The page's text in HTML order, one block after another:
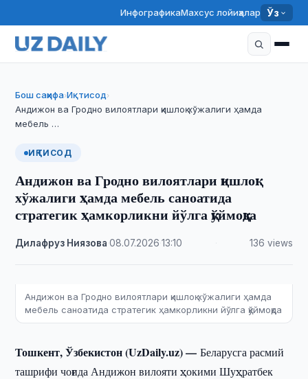
ИнфографикаМахсус лойиҳалар Ўз
Бош саҳифа›Иқтисод›
Андижон ва Гродно вилоятлари қишлоқ хўжалиги ҳамда
мебель …
ИҚТИСОД
Андижон ва Гродно вилоятлари қишлоқ
хўжалиги ҳамда мебель саноатида
стратегик ҳамкорликни йўлга қўймоқда
Дилафруз Ниязова ·08.07.2026 ·13:10 136 views
Андижон ва Гродно вилоятлари қишлоқ хўжалиги ҳамда
мебель саноатида стратегик ҳамкорликни йўлга қўймоқда
Тошкент, Ўзбекистон (UzDaily.uz) —Беларусга расмий
ташрифи чоғида Андижон вилояти ҳокими Шуҳратбек